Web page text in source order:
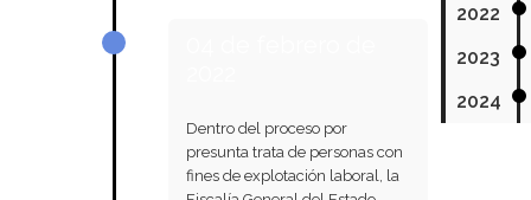
2022
2023
2024
Dentro del proceso por
presunta trata de personas con
fines de explotación laboral, la